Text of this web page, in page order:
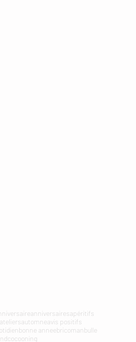
anniversairesapéritifs
ateliersautomneavis positifs
bonne anneebricomanbulle
cocooning